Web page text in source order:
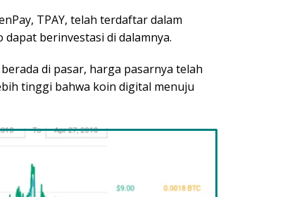
TPAY, telah terdaftar dalam
berinvestasi di dalamnya.
di pasar, harga pasarnya telah
tinggi bahwa koin digital menuju